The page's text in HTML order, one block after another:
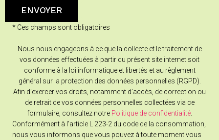
* Ces champs sont obligatoires
Nous nous engageons à ce que la collecte et le traitement de
vos données effectuées à partir du présent site internet soit
conforme à la loi informatique et libertés et au règlement
général sur la protection des données personnelles (RGPD).
Afin d’exercer vos droits, notamment d’accès, de correction ou
de retrait de vos données personnelles collectées via ce
formulaire, consultez notre Politique de confidentialité
Conformément à l’article L 223-2 du code de la consommation,
nous vous informons que vous pouvez à toute moment vous